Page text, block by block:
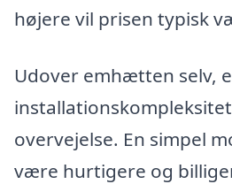
højere vil prisen typisk
Udover emhætten selv,
overvejelse. En simpel
være hurtigere og